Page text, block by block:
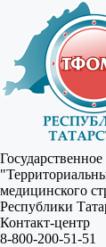
медицинского
Республики
Контакт-центр
8-800-200-51-51